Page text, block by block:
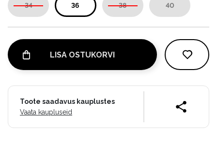
34 36 38 40
LISA OSTUKORVI
Toote saadavus kauplustes
Vaata kaupluseid